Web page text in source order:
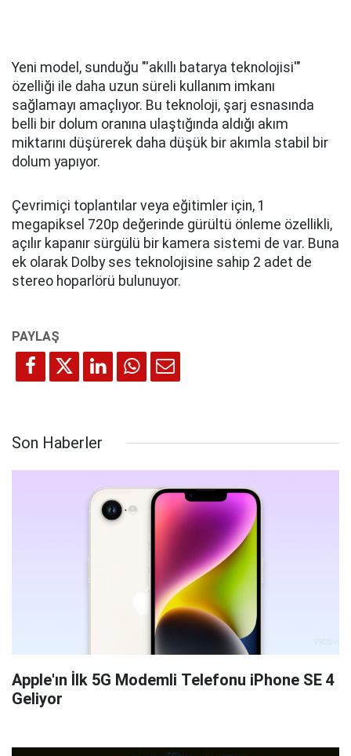
Yeni model, sunduğu "'akıllı batarya teknolojisi'"
özelliği ile daha uzun süreli kullanım imkanı
sağlamayı amaçlıyor. Bu teknoloji, şarj esnasında
belli bir dolum oranına ulaştığında aldığı akım
miktarını düşürerek daha düşük bir akımla stabil bir
dolum yapıyor.
Çevrimiçi toplantılar veya eğitimler için, 1
megapiksel 720p değerinde gürültü önleme özellikli,
açılır kapanır sürgülü bir kamera sistemi de var. Buna
ek olarak Dolby ses teknolojisine sahip 2 adet de
stereo hoparlörü bulunuyor.
Son Haberler
Apple'ın İlk 5G Modemli Telefonu iPhone SE 4
Geliyor